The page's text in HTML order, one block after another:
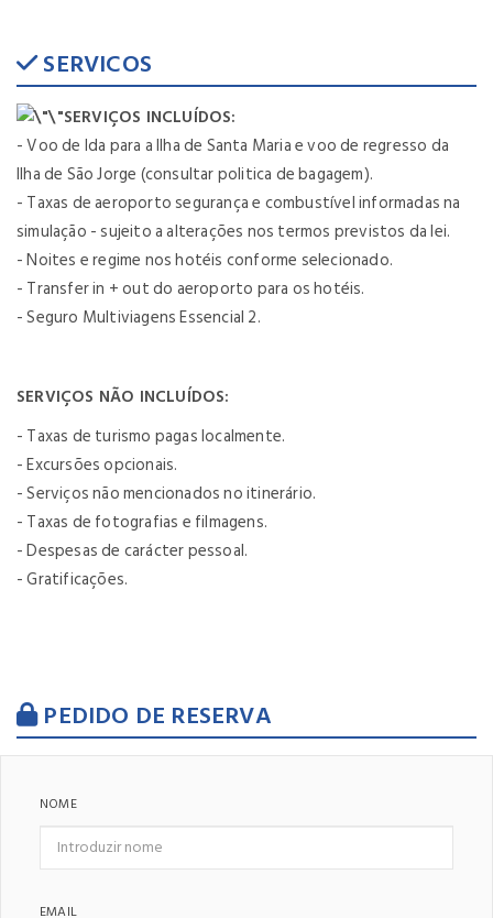
SERVICOS
SERVIÇOS INCLUÍDOS:
- Voo de Ida para a Ilha de Santa Maria e voo de regresso da
Ilha de São Jorge (consultar politica de bagagem).
- Taxas de aeroporto segurança e combustível informadas na
simulação - sujeito a alterações nos termos previstos da lei.
- Noites e regime nos hotéis conforme selecionado.
- Transfer in + out do aeroporto para os hotéis.
- Seguro Multiviagens Essencial 2.
SERVIÇOS NÃO INCLUÍDOS:
- Taxas de turismo pagas localmente.
- Excursões opcionais.
- Serviços não mencionados no itinerário.
- Taxas de fotografias e filmagens.
- Despesas de carácter pessoal.
- Gratificações.
PEDIDO DE RESERVA
NOME
EMAIL